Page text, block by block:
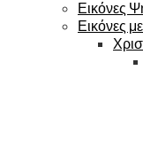
Εικόνες
Εικόνες